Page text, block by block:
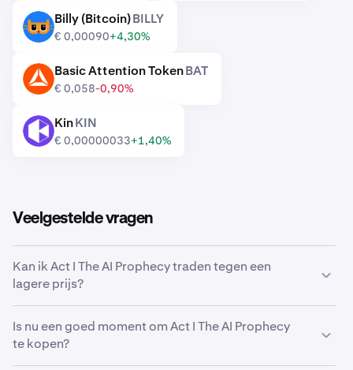
BILLY Billy (Bitcoin)BILLY
€ 0,00090+4,30%
BAT Basic Attention TokenBAT
€ 0,058-0,90%
KIN KinKIN
€ 0,00000033+1,40%
Veelgestelde vragen
Kan ik Act I The AI Prophecy traden tegen een
lagere prijs?
automatisch Act I The AI Prophecy te kopen als het een
lagere prijs bereikt.
Is nu een goed moment om Act I The AI Prophecy
te kopen?